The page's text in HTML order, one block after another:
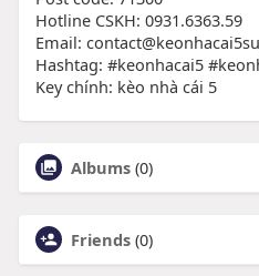
Hotline CSKH: 0931.6363.59
Email:
Hashtag: #keonhacai5
Key chính: kèo nhà cái 5
Albums (0)
Friends (0)